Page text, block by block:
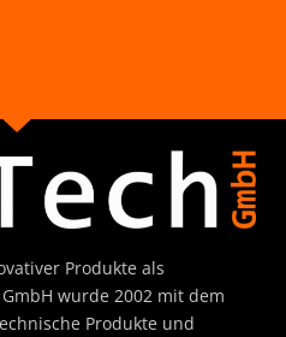
Produkte als
wurde 2002 mit dem
Produkte und